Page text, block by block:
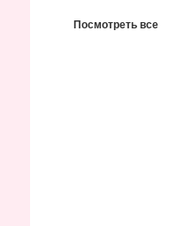
Посмотреть все